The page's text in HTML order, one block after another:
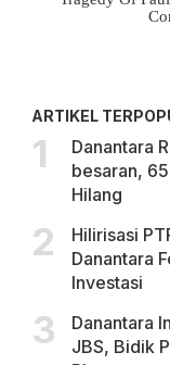
ARTIKEL
Danantara
besaran,
Hilang
Hilirisasi
Danantara
Investasi
Danantara
JBS, Bidik